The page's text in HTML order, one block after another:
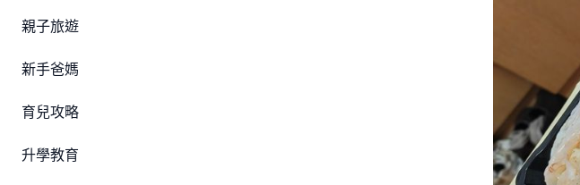
親子旅遊
新手爸媽
育兒攻略
升學教育